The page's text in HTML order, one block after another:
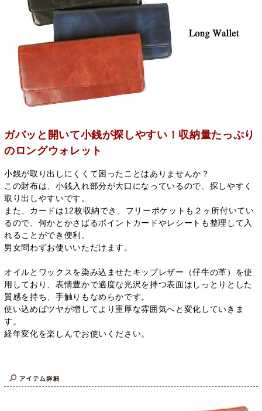
ガバッと開いて小銭が探しやすい！収納量たっぷり
のロングウォレット
小銭が取り出しにくくて困ったことはありませんか？
この財布は、小銭入れ部分が大口になっているので、探しやすく
取り出しやすいです。
また、カードは12枚収納でき、フリーポケットも２ヶ所付いてい
るので、何かとかさばるポイントカードやレシートも整理して入
れることができ便利。
男女問わずお使いいただけます。
オイルとワックスを染み込ませたキップレザー（仔牛の革）を使
用しており、表情豊かで適度な光沢を持つ表面はしっとりとした
質感を持ち、手触りもなめらかです。
使い込めばツヤが増してより重厚な雰囲気へと変化していきま
す。
経年変化を楽しんでお使いください。